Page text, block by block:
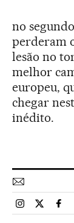
no
perderam
lesão no
melhor
europeu,
chegar
inédito.
Esportes El